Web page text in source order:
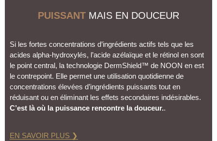
PUISSANT MAIS EN DOUCEUR
Si les fortes concentrations d’ingrédients actifs tels que les
acides alpha-hydroxylés, l’acide azélaïque et le rétinol en sont
le point central, la technologie DermShield™ de NOON en est
le contrepoint. Elle permet une utilisation quotidienne de
concentrations élevées d’ingrédients puissants tout en
réduisant ou en éliminant les effets secondaires indésirables.
C’est là où la puissance rencontre la douceur..
EN SAVOIR PLUS ❯